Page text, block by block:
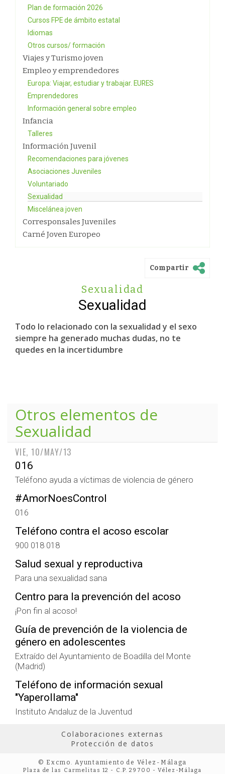
Plan de formación 2026
Cursos FPE de ámbito estatal
Idiomas
Otros cursos/ formación
Viajes y Turismo joven
Empleo y emprendedores
Europa: Viajar, estudiar y trabajar. EURES
Emprendedores
Información general sobre empleo
Infancia
Talleres
Información Juvenil
Recomendaciones para jóvenes
Asociaciones Juveniles
Voluntariado
Sexualidad
Miscelánea joven
Corresponsales Juveniles
Carné Joven Europeo
Compartir
Sexualidad
Sexualidad
Todo lo relacionado con la sexualidad y el sexo
siempre ha generado muchas dudas, no te
quedes en la incertidumbre
Otros elementos de
Sexualidad
VIE, 10/MAY/13
016
Teléfono ayuda a víctimas de violencia de género
#AmorNoesControl
016
Teléfono contra el acoso escolar
900 018 018
Salud sexual y reproductiva
Para una sexualidad sana
Centro para la prevención del acoso
¡Pon fin al acoso!
Guía de prevención de la violencia de
género en adolescentes
Extraído del Ayuntamiento de Boadilla del Monte
(Madrid)
Teléfono de información sexual
"Yaperollama"
Instituto Andaluz de la Juventud
Colaboraciones externas
Protección de datos
© Excmo. Ayuntamiento de Vélez-Málaga
Plaza de las Carmelitas 12 - C.P. 29700 - Vélez-Málaga